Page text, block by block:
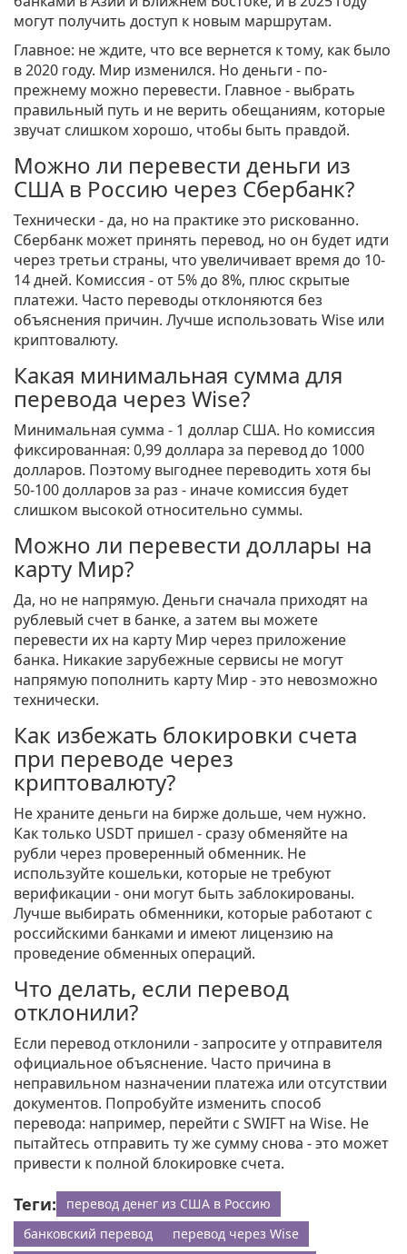
могут получить доступ к новым маршрутам.
Главное: не ждите, что все вернется к тому, как было
в 2020 году. Мир изменился. Но деньги - по-
прежнему можно перевести. Главное - выбрать
правильный путь и не верить обещаниям, которые
звучат слишком хорошо, чтобы быть правдой.
Можно ли перевести деньги из
США в Россию через Сбербанк?
Технически - да, но на практике это рискованно.
Сбербанк может принять перевод, но он будет идти
через третьи страны, что увеличивает время до 10-
14 дней. Комиссия - от 5% до 8%, плюс скрытые
платежи. Часто переводы отклоняются без
объяснения причин. Лучше использовать Wise или
криптовалюту.
Какая минимальная сумма для
перевода через Wise?
Минимальная сумма - 1 доллар США. Но комиссия
фиксированная: 0,99 доллара за перевод до 1000
долларов. Поэтому выгоднее переводить хотя бы
50-100 долларов за раз - иначе комиссия будет
слишком высокой относительно суммы.
Можно ли перевести доллары на
карту Мир?
Да, но не напрямую. Деньги сначала приходят на
рублевый счет в банке, а затем вы можете
перевести их на карту Мир через приложение
банка. Никакие зарубежные сервисы не могут
напрямую пополнить карту Мир - это невозможно
технически.
Как избежать блокировки счета
при переводе через
криптовалюту?
Не храните деньги на бирже дольше, чем нужно.
Как только USDT пришел - сразу обменяйте на
рубли через проверенный обменник. Не
используйте кошельки, которые не требуют
верификации - они могут быть заблокированы.
Лучше выбирать обменники, которые работают с
российскими банками и имеют лицензию на
проведение обменных операций.
Что делать, если перевод
отклонили?
Если перевод отклонили - запросите у отправителя
официальное объяснение. Часто причина в
неправильном назначении платежа или отсутствии
документов. Попробуйте изменить способ
перевода: например, перейти с SWIFT на Wise. Не
пытайтесь отправить ту же сумму снова - это может
привести к полной блокировке счета.
Теги:
перевод денег из США в Россию
банковский перевод
перевод через Wise